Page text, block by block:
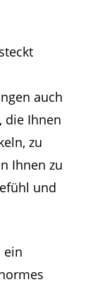
auch
die Ihnen
zu
Ihnen zu
und
ein